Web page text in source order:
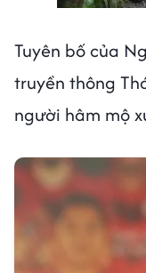
Tuyên bố của
truyền thông
người hâm mộ